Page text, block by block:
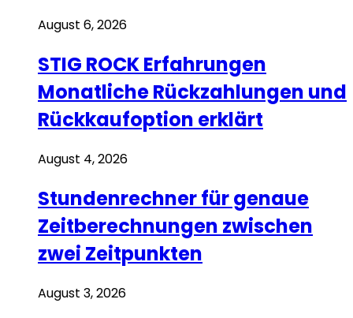
August 6, 2026
STIG ROCK Erfahrungen
Monatliche Rückzahlungen und
Rückkaufoption erklärt
August 4, 2026
Stundenrechner für genaue
Zeitberechnungen zwischen
zwei Zeitpunkten
August 3, 2026